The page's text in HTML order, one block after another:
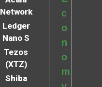
Network
Ledger
Nano S
Tezos
(XTZ)
Shiba
c
o
n
o
m